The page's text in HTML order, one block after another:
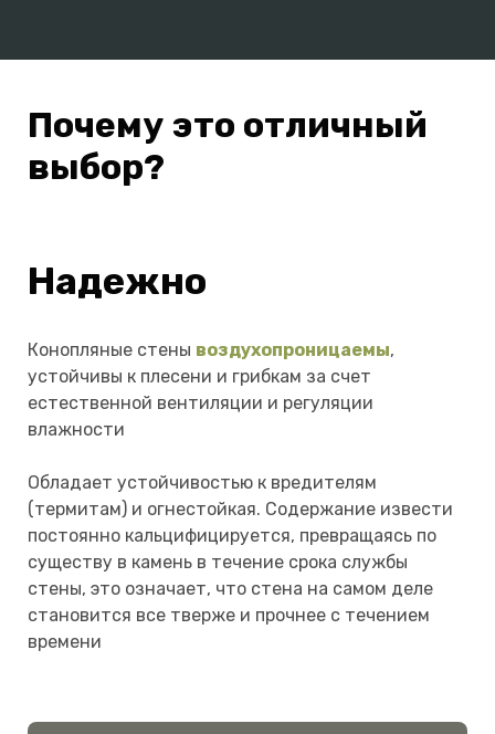
Почему это отличный
выбор?
Надежно
Конопляные стены воздухопроницаемы,
устойчивы к плесени и грибкам за счет
естественной вентиляции и регуляции
влажности
Обладает устойчивостью к вредителям
(термитам) и огнестойкая. Содержание извести
постоянно кальцифицируется, превращаясь по
существу в камень в течение срока службы
стены, это означает, что стена на самом деле
становится все тверже и прочнее с течением
времени